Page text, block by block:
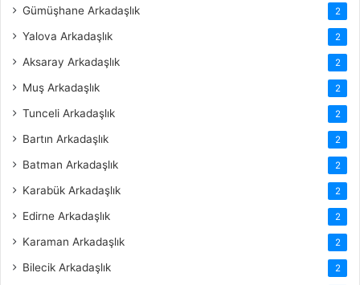
Gümüşhane Arkadaşlık 2
Yalova Arkadaşlık 2
Aksaray Arkadaşlık 2
Muş Arkadaşlık 2
Tunceli Arkadaşlık 2
Bartın Arkadaşlık 2
Batman Arkadaşlık 2
Karabük Arkadaşlık 2
Edirne Arkadaşlık 2
Karaman Arkadaşlık 2
Bilecik Arkadaşlık 2